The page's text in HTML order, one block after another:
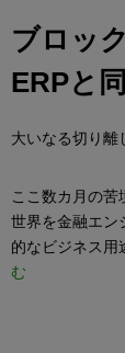
ブロッ
ERPと
大いなる切り離
ここ数カ月の
世界を金融エン
的なビジネス用
む